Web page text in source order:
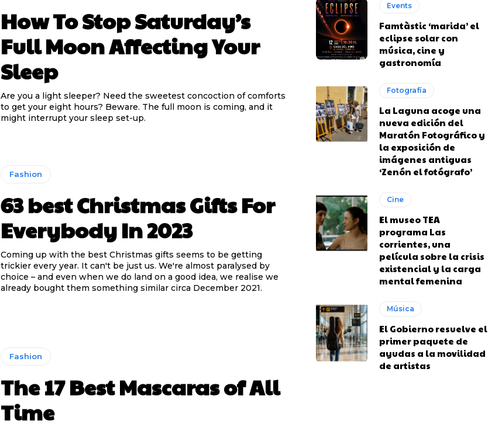
How To Stop Saturday’s
Full Moon Affecting Your
Sleep
Are you a light sleeper? Need the sweetest concoction of comforts
to get your eight hours? Beware. The full moon is coming, and it
might interrupt your sleep set-up.
Fashion
63 best Christmas Gifts For
Everybody In 2023
Coming up with the best Christmas gifts seems to be getting
trickier every year. It can't be just us. We're almost paralysed by
choice – and even when we do land on a good idea, we realise we
already bought them something similar circa December 2021.
Fashion
The 17 Best Mascaras of All
Time
Events
Famtàstic ‘marida’ el
eclipse solar con
música, cine y
gastronomía
Fotografía
La Laguna acoge una
nueva edición del
Maratón Fotográfico y
la exposición de
imágenes antiguas
‘Zenón el fotógrafo’
Cine
El museo TEA
programa Las
corrientes, una
película sobre la crisis
existencial y la carga
mental femenina
Música
El Gobierno resuelve el
primer paquete de
ayudas a la movilidad
de artistas